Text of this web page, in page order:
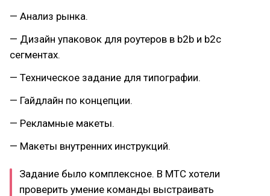
— Анализ рынка.
— Дизайн упаковок для роутеров в b2b и b2c
сегментах.
— Техническое задание для типографии.
— Гайдлайн по концепции.
— Рекламные макеты.
— Макеты внутренних инструкций.
Задание было комплексное. В МТС хотели
проверить умение команды выстраивать